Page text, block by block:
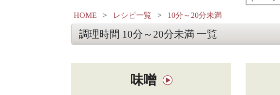
HOME > レシピ一覧 > 10分～20分未満
調理時間 10分～20分未満 一覧
味噌